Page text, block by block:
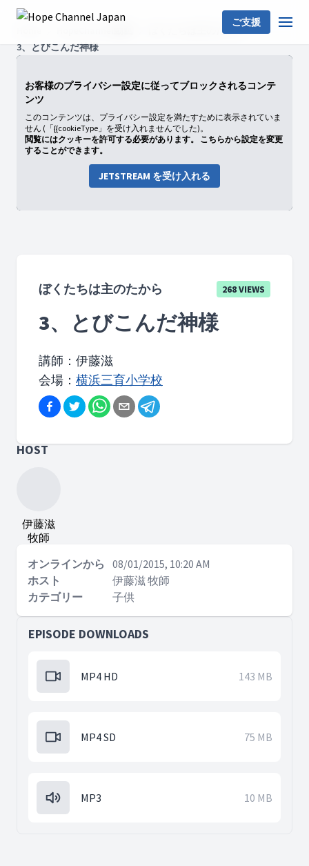
ご支援
ぼくたちは主のたから
3、とびこんだ神様
お客様のプライバシー設定に従ってブロックされるコンテ
ンツ
このコンテンツは、プライバシー設定を満たすために表示されていま
せん (「{{cookieType」を受け入れませんでした)。
閲覧にはクッキーを許可する必要があります。 こちらから設定を変更
することができます。
JETSTREAM を受け入れる
ぼくたちは主のたから 268 VIEWS
3、とびこんだ神様
講師：伊藤滋
会場： 横浜三育小学校
HOST
伊藤滋
牧師
オンラインから
08/01/2015, 10:20 AM
ホスト
伊藤滋 牧師
カテゴリー
子供
EPISODE DOWNLOADS
MP4 HD 143 MB
MP4 SD 75 MB
MP3 10 MB